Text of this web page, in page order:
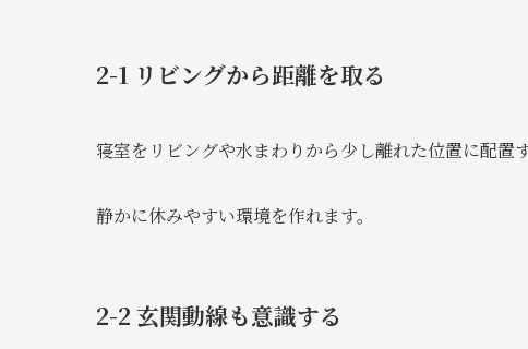
2-1 リビングから距離を取る
寝室をリビングや水まわりから少し離れた位置に配置
静かに休みやすい環境を作れます。
2-2 玄関動線も意識する